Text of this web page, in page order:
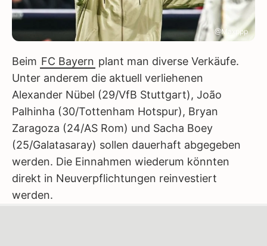
@Maxppp
Beim FC Bayern plant man diverse Verkäufe.
Unter anderem die aktuell verliehenen
Alexander Nübel (29/VfB Stuttgart), João
Palhinha (30/Tottenham Hotspur), Bryan
Zaragoza (24/AS Rom) und Sacha Boey
(25/Galatasaray) sollen dauerhaft abgegeben
werden. Die Einnahmen wiederum könnten
direkt in Neuverpflichtungen reinvestiert
werden.